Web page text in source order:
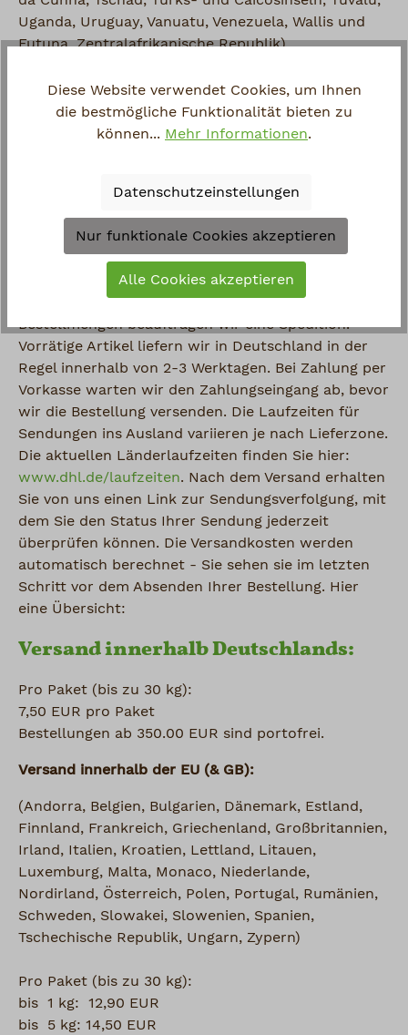
Uganda, Uruguay, Vanuatu, Venezuela, Wallis und
Futuna, Zentralafrikanische Republik)
bis 1 Kg: 38,50 EUR
bis 5 Kg: 46,50 EUR
bis 10 Kg: 59,50 EUR
bis 20 Kg: 88,50 EUR
Versandbedingungen für den
Handel (Nettopreise):
Der Versand der bestellten Artikel erfolgt durch den
Paketdienstleister DHL. Bei größeren Volumen und
Bestellmengen beauftragen wir eine Spedition.
Vorrätige Artikel liefern wir in Deutschland in der
Regel innerhalb von 2-3 Werktagen. Bei Zahlung per
Vorkasse warten wir den Zahlungseingang ab, bevor
wir die Bestellung versenden. Die Laufzeiten für
Sendungen ins Ausland variieren je nach Lieferzone.
Die aktuellen Länderlaufzeiten finden Sie hier:
www.dhl.de/laufzeiten. Nach dem Versand erhalten
Sie von uns einen Link zur Sendungsverfolgung, mit
dem Sie den Status Ihrer Sendung jederzeit
überprüfen können. Die Versandkosten werden
automatisch berechnet - Sie sehen sie im letzten
Schritt vor dem Absenden Ihrer Bestellung. Hier
eine Übersicht:
Versand innerhalb Deutschlands:
Pro Paket (bis zu 30 kg):
7,50 EUR pro Paket
Bestellungen ab 350.00 EUR sind portofrei.
Versand innerhalb der EU (& GB):
(Andorra, Belgien, Bulgarien, Dänemark, Estland,
Finnland, Frankreich, Griechenland, Großbritannien,
Irland, Italien, Kroatien, Lettland, Litauen,
Luxemburg, Malta, Monaco, Niederlande,
Nordirland, Österreich, Polen, Portugal, Rumänien,
Schweden, Slowakei, Slowenien, Spanien,
Tschechische Republik, Ungarn, Zypern)
Pro Paket (bis zu 30 kg):
bis 1 kg: 12,90 EUR
bis 5 kg: 14,50 EUR
Diese Website verwendet Cookies, um Ihnen
die bestmögliche Funktionalität bieten zu
können... Mehr Informationen.
Datenschutzeinstellungen
Nur funktionale Cookies akzeptieren
Alle Cookies akzeptieren